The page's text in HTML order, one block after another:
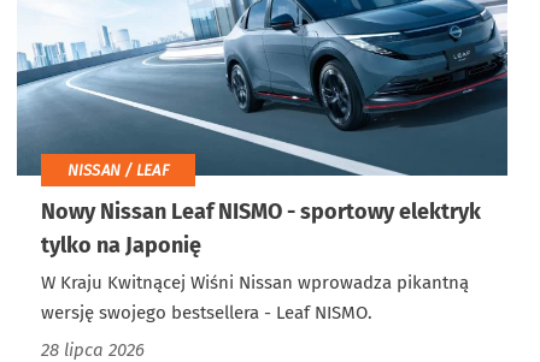
NISSAN / LEAF
Nowy Nissan Leaf NISMO - sportowy elektryk
tylko na Japonię
W Kraju Kwitnącej Wiśni Nissan wprowadza pikantną
wersję swojego bestsellera - Leaf NISMO.
28 lipca 2026